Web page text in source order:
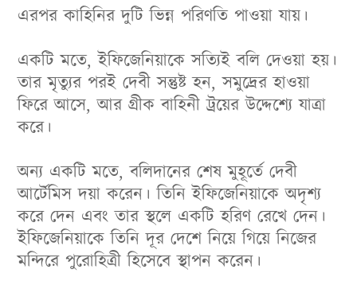
এরপর কাহিনির দুটি ভিন্ন পরিণতি পাওয়া যায়।
একটি মতে, ইফিজেনিয়াকে সত্যিই বলি দেওয়া হয়।
তার মৃত্যুর পরই দেবী সন্তুষ্ট হন, সমুদ্রের হাওয়া
ফিরে আসে, আর গ্রীক বাহিনী ট্রয়ের উদ্দেশ্যে যাত্রা
করে।
অন্য একটি মতে, বলিদানের শেষ মুহূর্তে দেবী
আর্টেমিস দয়া করেন। তিনি ইফিজেনিয়াকে অদৃশ্য
করে দেন এবং তার স্থলে একটি হরিণ রেখে দেন।
ইফিজেনিয়াকে তিনি দূর দেশে নিয়ে গিয়ে নিজের
মন্দিরে পুরোহিত্রী হিসেবে স্থাপন করেন।